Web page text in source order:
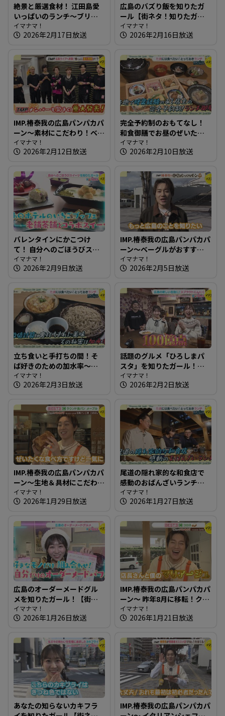
絶景と厳選食材！ 江田島愛
いっぱいのランチ～ブリコ
ラージュ ディセット【たま
にはそとランチ】
イマナマ！
2026年2月17日放送
広島のバズり飯を知りたガ
ール【街ネタ！知りたガー
ル】
イマナマ！
2026年2月16日放送
IMP.椿泰我の広島パンパカパ
ーン～素材にこだわり！ベ
ーグル・総菜パンのお店＆
IMP.広島ライブへ突撃！椿く
イマナマ！
2026年2月12日放送
完全予約制のおもてなし！
和食御膳でお昼のぜいたく
～和ごころ 成【たまにはそ
とランチ】
イマナマ！
2026年2月10日放送
バレンタインにかこつけ
て！ 自分へのごほうびスイ
ーツを知りたガール【街ネ
タ！知りたガール】
イマナマ！
2026年2月9日放送
IMP.椿泰我の広島パンパカパ
ーン～ベーグルがおすす
め！生ドーナツも絶品のパ
ン屋さん
イマナマ！
2026年2月5日放送
立ち食いと手打ちの間！そ
ば好きのための加水率～江
戸そば 孫吉【たまにはそと
ランチ】
イマナマ！
2026年2月3日放送
話題のグルメ「ひろしまパ
スタ」を知りたガール！
【街ネタ！知りたガール】
イマナマ！
2026年2月2日放送
IMP.椿泰我の広島パンパカパ
ーン～生地＆具材にこだわ
り！石窯で焼くパン屋さん
イマナマ！
2026年1月29日放送
尾道の隠れ家的な和食店で
感動のおばんざいランチ～
高原誠吉食堂【たまにはそ
とランチ】
イマナマ！
2026年1月27日放送
広島のオーダーメードグル
メを知りたガール！【街ネ
タ！知りたガール】
イマナマ！
2026年1月26日放送
IMP.椿泰我の広島パンパカパ
ーン～ 昨年8月に移転！クリ
ームパンがオススメのパン
屋さん
イマナマ！
2026年1月21日放送
あなたの知らないカキフラ
IMP.椿泰我の広島パンパカパ